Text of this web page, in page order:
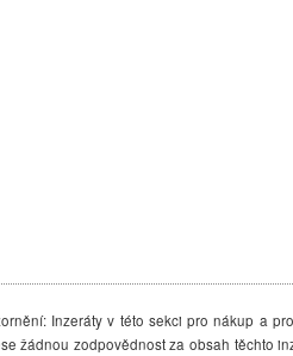
Inzeráty v této sekci pro nákup a
žádnou zodpovědnost za obsah těchto